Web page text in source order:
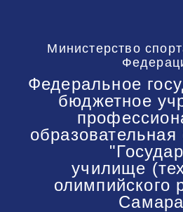
Министерство
Федеральное
бюджетное
образовательная
училище
олимпийского